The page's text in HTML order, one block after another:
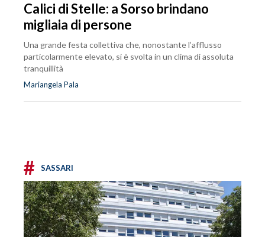
Calici di Stelle: a Sorso brindano
migliaia di persone
Una grande festa collettiva che, nonostante l’afflusso
particolarmente elevato, si è svolta in un clima di assoluta
tranquillità
Mariangela Pala
# SASSARI